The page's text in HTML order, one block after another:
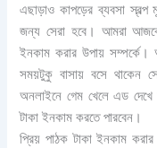
এছাড়াও কাপড়ের ব্যবসা
জন্য সেরা হবে। আমরা
ইনকাম করার উপায় সম্পর্কে।
সময়টুকু বাসায় বসে থাকেন
অনলাইনে গেম খেলে এড
টাকা ইনকাম করতে পারবেন।
প্রিয় পাঠক টাকা ইনকাম